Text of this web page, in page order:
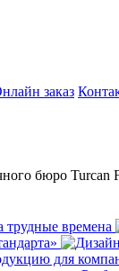
заказ
бюро Turcan